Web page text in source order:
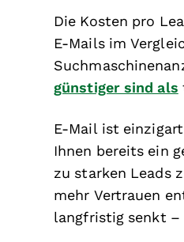
Die Kosten pro
E-Mails im
günstiger sind als
E-Mail ist
Ihnen bereits ein
zu starken Leads
mehr Vertrauen
langfristig senkt –